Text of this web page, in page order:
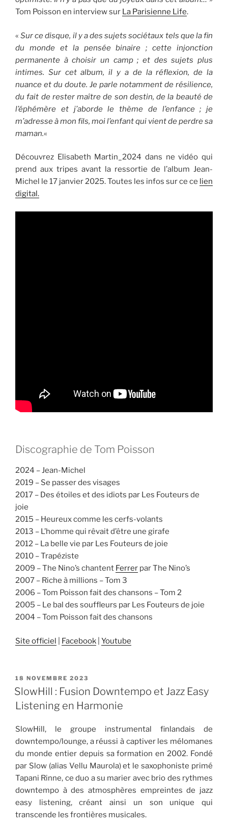
Tom Poisson en interview sur La Parisienne Life.
«Sur ce disque, il y a des sujets sociétaux tels que la fin
du monde et la pensée binaire ; cette injonction
permanente à choisir un camp ; et des sujets plus
intimes. Sur cet album, il y a de la réflexion, de la
nuance et du doute. Je parle notamment de résilience,
du fait de rester maître de son destin, de la beauté de
l’éphémère et j’aborde le thème de l’enfance ; je
m’adresse à mon fils, moi l’enfant qui vient de perdre sa
maman.«
Découvrez Elisabeth Martin_2024 dans ne vidéo qui
prend aux tripes avant la ressortie de l’album Jean-
Michel le 17 janvier 2025. Toutes les infos sur ce ce lien
digital.
Discographie de Tom Poisson
2024 – Jean-Michel
2019 – Se passer des visages
2017 – Des étoiles et des idiots par Les Fouteurs de
joie
2015 – Heureux comme les cerfs-volants
2013 – L’homme qui rêvait d’être une girafe
2012 – La belle vie par Les Fouteurs de joie
2010 – Trapéziste
2009 – The Nino’s chantent Ferrer par The Nino’s
2007 – Riche à millions – Tom 3
2006 – Tom Poisson fait des chansons – Tom 2
2005 – Le bal des souffleurs par Les Fouteurs de joie
2004 – Tom Poisson fait des chansons
Site officiel Facebook Youtube
PUBLIÉ
LE
18 NOVEMBRE 2023
SlowHill : Fusion Downtempo et Jazz Easy
Listening en Harmonie
SlowHill, le groupe instrumental finlandais de
downtempo/lounge, a réussi à captiver les mélomanes
du monde entier depuis sa formation en 2002. Fondé
par Slow (alias Vellu Maurola) et le saxophoniste primé
Tapani Rinne, ce duo a su marier avec brio des rythmes
downtempo à des atmosphères empreintes de jazz
easy listening, créant ainsi un son unique qui
transcende les frontières musicales.